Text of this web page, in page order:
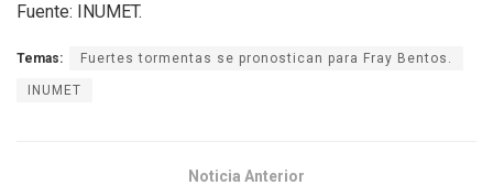
Fuente: INUMET.
Temas: Fuertes tormentas se pronostican para Fray Bentos.
INUMET
Noticia Anterior